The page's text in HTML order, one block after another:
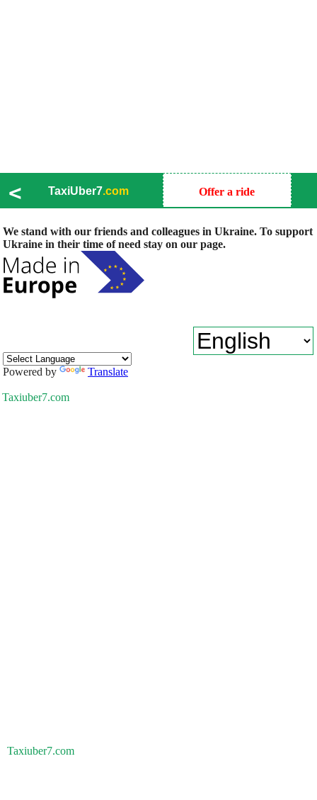
< TaxiUber7.com Offer a ride
We stand with our friends and colleagues in Ukraine. To support
Ukraine in their time of need stay on our page.
Powered by Translate
Taxiuber7.com
Taxiuber7.com